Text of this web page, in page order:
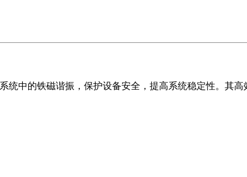
中的铁磁谐振，保护设备安全，提高系统稳定性。其